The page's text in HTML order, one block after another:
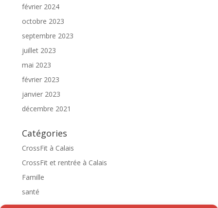
février 2024
octobre 2023
septembre 2023
juillet 2023
mai 2023
février 2023
janvier 2023
décembre 2021
Catégories
CrossFit à Calais
CrossFit et rentrée à Calais
Famille
santé